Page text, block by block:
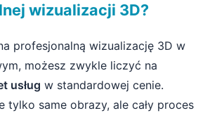
wizualizacji 3D?
profesjonalną wizualizację 3D w
możesz zwykle liczyć na
usług w standardowej cenie.
tylko same obrazy, ale cały proces